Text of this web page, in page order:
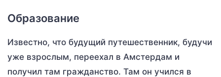
Образование
Известно, что будущий путешественник, будучи
уже взрослым, переехал в Амстердам и
получил там гражданство. Там он учился в